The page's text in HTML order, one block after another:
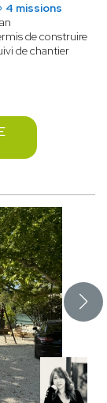
4 missions
de construire
de chantier